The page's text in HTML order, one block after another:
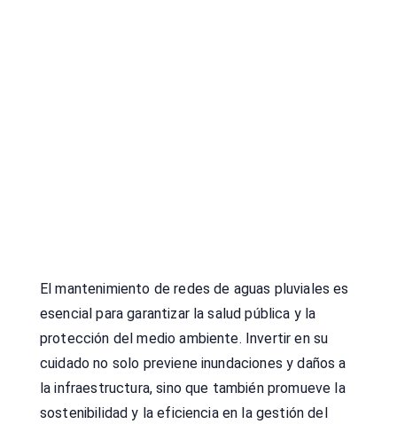
El mantenimiento de redes de aguas pluviales es
esencial para garantizar la salud pública y la
protección del medio ambiente. Invertir en su
cuidado no solo previene inundaciones y daños a
la infraestructura, sino que también promueve la
sostenibilidad y la eficiencia en la gestión del